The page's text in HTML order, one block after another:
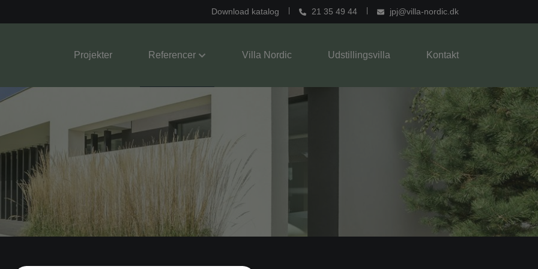
Download katalog 21 35 49 44 jpj@villa-nordic.dk
Projekter Referencer Villa Nordic Udstillingsvilla Kontakt